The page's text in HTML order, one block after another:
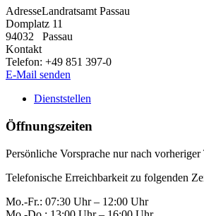
AdresseLandratsamt Passau
Domplatz 11
94032
Passau
Kontakt
Telefon: +49 851 397-0
E-Mail senden
Dienststellen
Öffnungszeiten
Persönliche Vorsprache nur nach
Telefonische Erreichbarkeit zu folgenden
Mo.-Fr.: 07:30 Uhr – 12:00 Uhr